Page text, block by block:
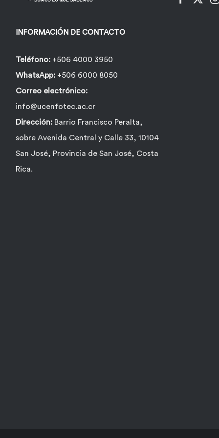
de
producto
INFORMACIÓN DE CONTACTO
Teléfono: +506 4000 3950
WhatsApp: +506 6000 8050
Correo electrónico:
info@ucenfotec.ac.cr
Dirección: Barrio Francisco Peralta,
sobre Avenida Central y Calle 33, 10104
San José, Provincia de San José, Costa
Rica.